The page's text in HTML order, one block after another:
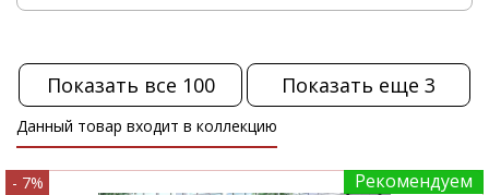
Показать все 100 Показать еще 3
Данный товар входит в коллекцию
Рекомендуем
- 7%